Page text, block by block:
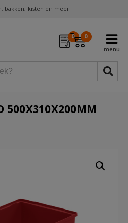
bakken, kisten en meer
0 0
500X310X200MM